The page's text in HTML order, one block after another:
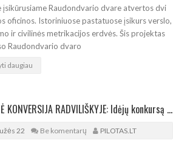
įsikūrusiame Raudondvario dvare atvertos dvi
oficinos. Istoriniuose pastatuose įsikurs verslo,
ir civilinės metrikacijos erdvės. Šis projektas
Raudondvario dvaro
daugiau
URBANISTINĖ KONVERSIJA RADVILIŠKYJE: Idėjų konkursą laimėjo Audriaus Ambraso kolektyvas
22 Be komentarų PILOTAS.LT